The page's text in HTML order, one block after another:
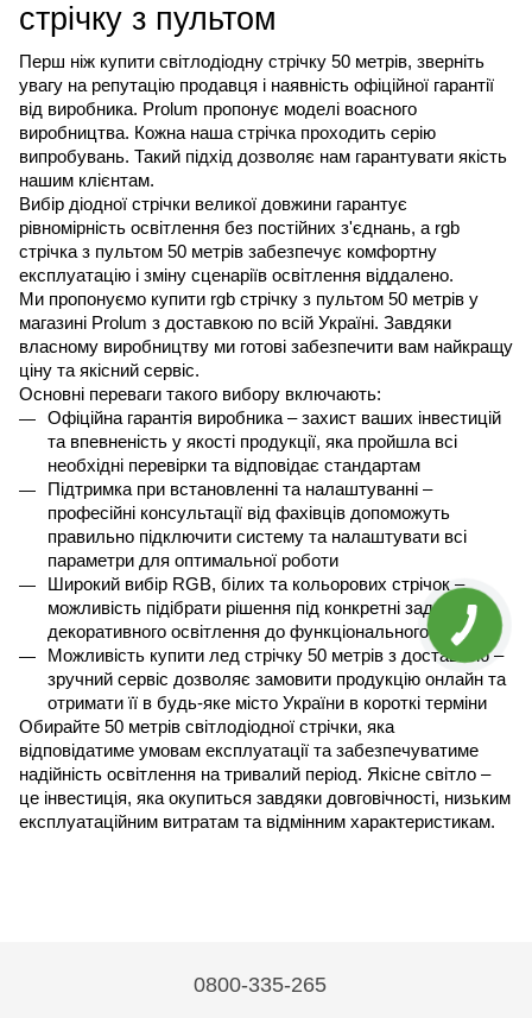
стрічку з пультом
Перш ніж купити світлодіодну стрічку 50 метрів, зверніть
увагу на репутацію продавця і наявність офіційної гарантії
від виробника. Prolum пропонує моделі воасного
виробництва. Кожна наша стрічка проходить серію
випробувань. Такий підхід дозволяє нам гарантувати якість
нашим клієнтам.
Вибір діодної стрічки великої довжини гарантує
рівномірність освітлення без постійних з'єднань, а rgb
стрічка з пультом 50 метрів забезпечує комфортну
експлуатацію і зміну сценаріїв освітлення віддалено.
Ми пропонуємо купити rgb стрічку з пультом 50 метрів у
магазині Prolum з доставкою по всій Україні. Завдяки
власному виробництву ми готові забезпечити вам найкращу
ціну та якісний сервіс.
Основні переваги такого вибору включають:
Офіційна гарантія виробника – захист ваших інвестицій
та впевненість у якості продукції, яка пройшла всі
необхідні перевірки та відповідає стандартам
Підтримка при встановленні та налаштуванні –
професійні консультації від фахівців допоможуть
правильно підключити систему та налаштувати всі
параметри для оптимальної роботи
Широкий вибір RGB, білих та кольорових стрічок –
можливість підібрати рішення під конкретні задачі, від
декоративного освітлення до функціонального
Можливість купити лед стрічку 50 метрів з доставкою –
зручний сервіс дозволяє замовити продукцію онлайн та
отримати її в будь-яке місто України в короткі терміни
Обирайте 50 метрів світлодіодної стрічки, яка
відповідатиме умовам експлуатації та забезпечуватиме
надійність освітлення на тривалий період. Якісне світло –
це інвестиція, яка окупиться завдяки довговічності, низьким
експлуатаційним витратам та відмінним характеристикам.
0800-335-265